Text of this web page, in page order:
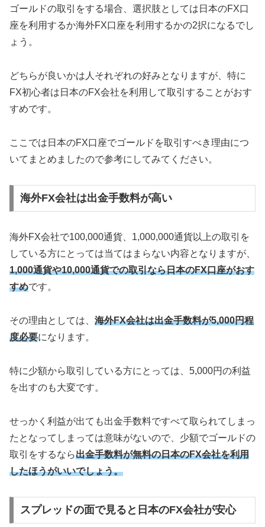
ゴールドの取引をする場合、選択肢としては日本のFX口
座を利用するか海外FX口座を利用するかの2択になるでし
ょう。
どちらが良いかは人それぞれの好みとなりますが、特に
FX初心者は日本のFX会社を利用して取引することがおす
すめです。
ここでは日本のFX口座でゴールドを取引すべき理由につ
いてまとめましたので参考にしてみてください。
海外FX会社は出金手数料が高い
海外FX会社で100,000通貨、1,000,000通貨以上の取引を
している方にとっては当てはまらない内容となりますが、
1,000通貨や10,000通貨での取引なら日本のFX口座がおす
すめです。
その理由としては、 海外FX会社は出金手数料が5,000円程
度必要になります。
特に少額から取引している方にとっては、5,000円の利益
を出すのも大変です。
せっかく利益が出ても出金手数料ですべて取られてしまっ
たとなってしまっては意味がないので、少額でゴールドの
取引をするなら出金手数料が無料の日本のFX会社を利用
したほうがいいでしょう。
スプレッドの面で見ると日本のFX会社が安心